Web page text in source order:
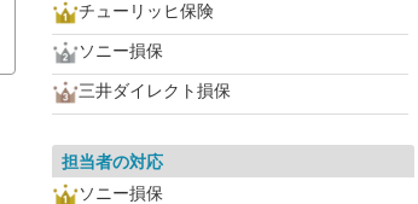
チューリッヒ保険
ソニー損保
三井ダイレクト損保
担当者の対応
ソニー損保